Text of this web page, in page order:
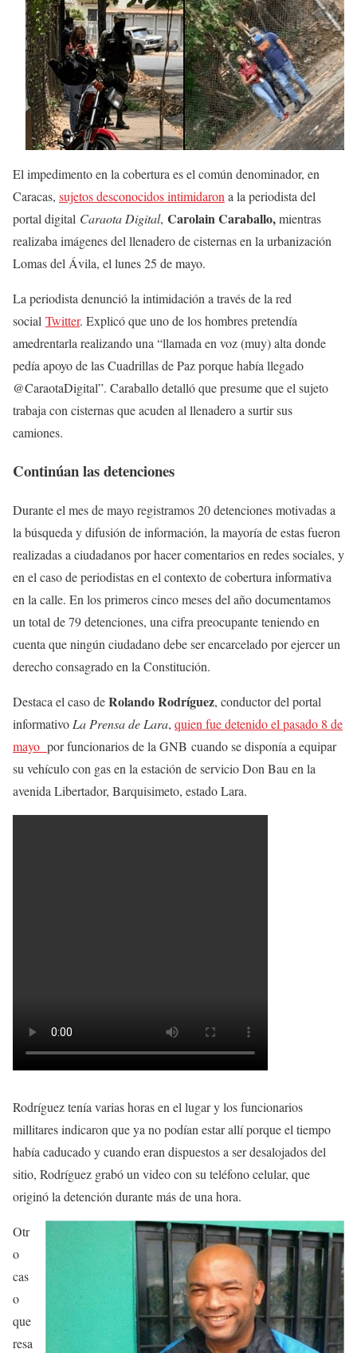
El impedimento en la cobertura es el común denominador, en
Caracas, sujetos desconocidos intimidaron a la periodista del
portal digital Caraota Digital, Carolain Caraballo,mientras
realizaba imágenes del llenadero de cisternas en la urbanización
Lomas del Ávila, el lunes 25 de mayo.
La periodista denunció la intimidación a través de la red
social Twitter. Explicó que uno de los hombres pretendía
amedrentarla realizando una “llamada en voz (muy) alta donde
pedía apoyo de las Cuadrillas de Paz porque había llegado
@CaraotaDigital”. Caraballo detalló que presume que el sujeto
trabaja con cisternas que acuden al llenadero a surtir sus
camiones.
Continúan las detenciones
Durante el mes de mayo registramos 20 detenciones motivadas a
la búsqueda y difusión de información, la mayoría de estas fueron
realizadas a ciudadanos por hacer comentarios en redes sociales, y
en el caso de periodistas en el contexto de cobertura informativa
en la calle. En los primeros cinco meses del año documentamos
un total de 79 detenciones, una cifra preocupante teniendo en
cuenta que ningún ciudadano debe ser encarcelado por ejercer un
derecho consagrado en la Constitución.
Destaca el caso deRolando Rodríguez, conductor del portal
informativo La Prensa de Lara, quien fue detenido el pasado 8 de
mayo por funcionarios de la GNB cuando se disponía a equipar
su vehículo con gas en la estación de servicio Don Bau en la
avenida Libertador, Barquisimeto, estado Lara.
Rodríguez tenía varias horas en el lugar y los funcionarios
millitares indicaron que ya no podían estar allí porque el tiempo
había caducado y cuando eran dispuestos a ser desalojados del
sitio, Rodríguez grabó un video con su teléfono celular, que
originó la detención durante más de una hora.
Otr
o
cas
o
que
resa